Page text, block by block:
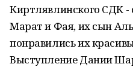
Киртлявлинского СДК
Марат и Фая, их сын
понравились их
Выступление Дании